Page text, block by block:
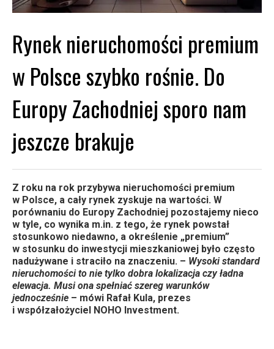
Rynek nieruchomości premium
w Polsce szybko rośnie. Do
Europy Zachodniej sporo nam
jeszcze brakuje
Z roku na rok przybywa nieruchomości premium
w Polsce, a cały rynek zyskuje na wartości. W
porównaniu do Europy Zachodniej pozostajemy nieco
w tyle, co wynika m.in. z tego, że rynek powstał
stosunkowo niedawno, a określenie „premium”
w stosunku do inwestycji mieszkaniowej było często
nadużywane i straciło na znaczeniu. – Wysoki standard
nieruchomości to nie tylko dobra lokalizacja czy ładna
elewacja. Musi ona spełniać szereg warunków
jednocześnie – mówi Rafał Kula, prezes
i współzałożyciel NOHO Investment.